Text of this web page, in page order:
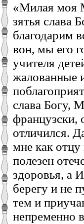
«Милая моя
зятья слава
благодарим
вон, мы его
учителя
жалованные
слава Богу,
отличился.
мне как
полезен
здоровья, а
берегу и не
тем и
непременно